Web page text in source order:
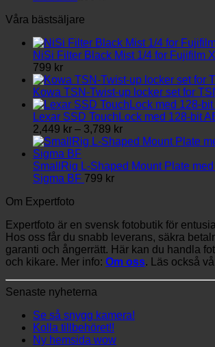
Våra bästsäljare
NiSi Filter Black Mist 1/4 for Fujifilm
799 kr
Kowa TSN-Twist-up locker set for
Lexar SSD TouchLock med 128-bit
2,449 kr – 3,789 krPrisintervall:
2,449 kr
3,789 kr
SmallRig L-Shaped Mount Plate med
Sigma BF 799 kr
Om Expertfoto
Expertfoto är en svensk fotobutik för
Hos oss får du snabb leverans, säkra
garanti och ångerrätt. Här kan du handla
och kikare. Mer info: Om oss. Läs också
Senaste nyheterna
Se så snygg kamera!
Kolla tillbehöret!!
Ny hemsida wow